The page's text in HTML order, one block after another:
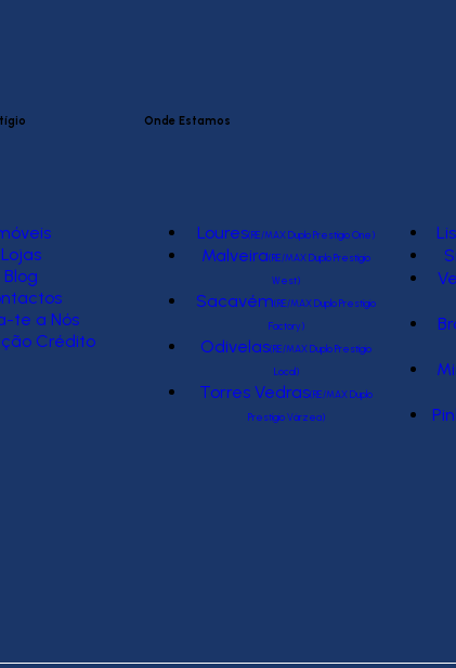
Lojas
Blog
te a Nós
Crédito
Onde Estamos
Loures(RE/MAX Duplo Prestígio One)
Malveira(RE/MAX Duplo Prestígio
West)
Sacavém(RE/MAX Duplo Prestígio
Factory)
Odivelas(RE/MAX Duplo Prestígio
Local)
Torres Vedras(RE/MAX Duplo
Prestígio Várzea)